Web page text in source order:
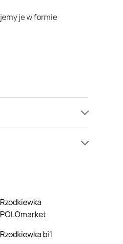
Rzodkiewka
POLOmarket
Rzodkiewka bi1